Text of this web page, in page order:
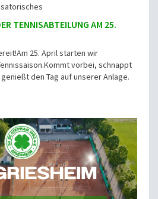
TENNISABTEILUNG AM 25.
25. April starten wir
vorbei, schnappt
den Tag auf unserer Anlage.